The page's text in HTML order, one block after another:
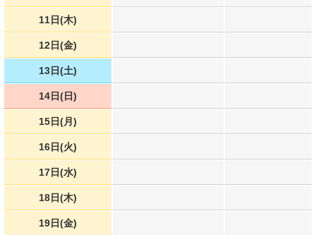
11日(木)
12日(金)
13日(土)
14日(日)
15日(月)
16日(火)
17日(水)
18日(木)
19日(金)